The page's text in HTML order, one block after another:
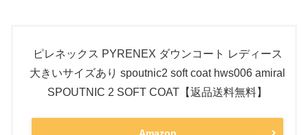
ピレネックス PYRENEX ダウンコート レディース
大きいサイズあり spoutnic2 soft coat hws006 amiral
SPOUTNIC 2 SOFT COAT【返品送料無料】
Amazon